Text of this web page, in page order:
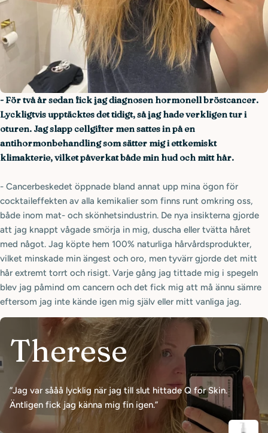
- För två år sedan fick jag diagnosen hormonell bröstcancer.
Lyckligtvis upptäcktes det tidigt, så jag hade verkligen tur i
oturen. Jag slapp cellgifter men sattes in på en
antihormonbehandling som sätter mig i ettkemiskt
klimakterie, vilket påverkat både min hud och mitt hår.
- Cancerbeskedet öppnade bland annat upp mina ögon för
cocktaileffekten av alla kemikalier som finns runt omkring oss,
både inom mat- och skönhetsindustrin. De nya insikterna gjorde
att jag knappt vågade smörja in mig, duscha eller tvätta håret
med något. Jag köpte hem 100% naturliga hårvårdsprodukter,
vilket minskade min ängest och oro, men tyvärr gjorde det mitt
hår extremt torrt och risigt. Varje gång jag tittade mig i spegeln
blev jag påmind om cancern och det fick mig att må ännu sämre
eftersom jag inte kände igen mig själv eller mitt vanliga jag.
Therese
”Jag var sååå lycklig när jag till slut hittade Q for Skin.
Äntligen fick jag känna mig fin igen.”